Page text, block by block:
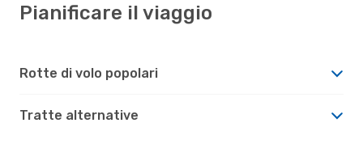
Pianificare il viaggio
Rotte di volo popolari
Tratte alternative